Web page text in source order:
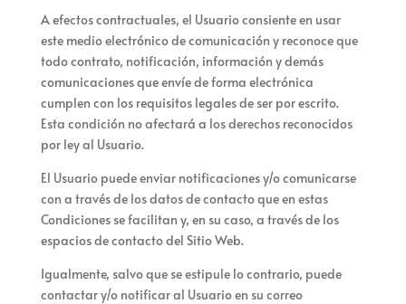
A efectos contractuales, el Usuario consiente en usar
este medio electrónico de comunicación y reconoce que
todo contrato, notificación, información y demás
comunicaciones queenvíe de forma electrónica
cumplen con los requisitos legales de ser por escrito.
Esta condición no afectará a los derechos reconocidos
por ley al Usuario.
El Usuario puede enviar notificaciones y/o comunicarse
con a través de los datos de contacto que en estas
Condiciones se facilitan y, en su caso, a través de los
espacios de contacto del Sitio Web.
Igualmente, salvo que se estipule lo contrario, puede
contactar y/o notificar al Usuario en su correo